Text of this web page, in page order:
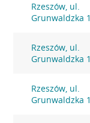
Rzeszów, ul.
Grunwaldzka 1
Rzeszów, ul.
Grunwaldzka 1
Rzeszów, ul.
Grunwaldzka 1